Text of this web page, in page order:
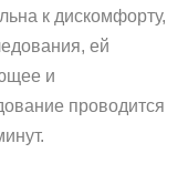
к дискомфорту,
ей
и
проводится